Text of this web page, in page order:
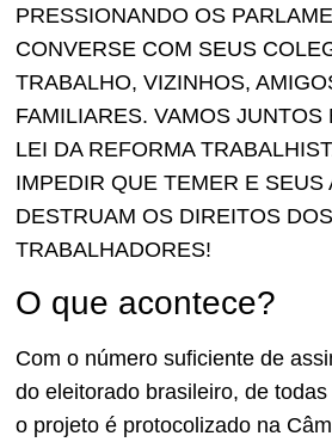
PRESSIONANDO OS
CONVERSE COM SEUS
TRABALHO, VIZINHOS,
FAMILIARES. VAMOS JUNTOS
LEI DA REFORMA
IMPEDIR QUE TEMER E SEUS
DESTRUAM OS DIREITOS DOS
TRABALHADORES!
O que acontece?
Com o número suficiente de
do eleitorado brasileiro, de
o projeto é protocolizado na